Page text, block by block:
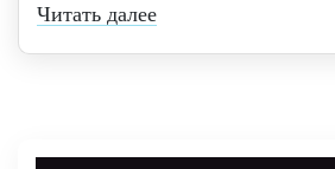
Читать далее